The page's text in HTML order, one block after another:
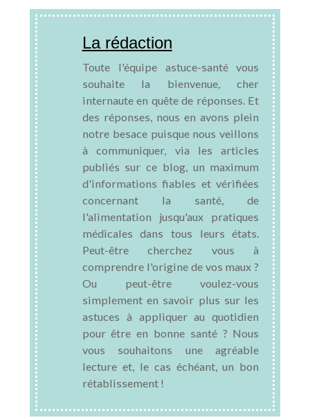
La rédaction
Toute l'équipe astuce-santé vous
souhaite la bienvenue, cher
internaute en quête de réponses. Et
des réponses, nous en avons plein
notre besace puisque nous veillons
à communiquer, via les articles
publiés sur ce blog, un maximum
d'informations fiables et vérifiées
concernant la santé, de
l'alimentation jusqu'aux pratiques
médicales dans tous leurs états.
Peut-être cherchez vous à
comprendre l'origine de vos maux ?
Ou peut-être voulez-vous
simplement en savoir plus sur les
astuces à appliquer au quotidien
pour être en bonne santé ? Nous
vous souhaitons une agréable
lecture et, le cas échéant, un bon
rétablissement !